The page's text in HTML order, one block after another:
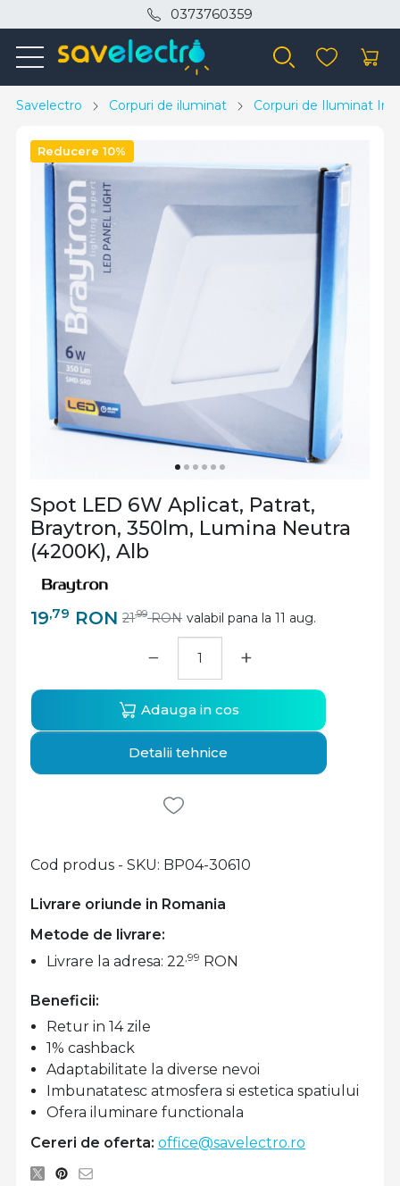
0373760359
Savelectro Corpuri de iluminat Corpuri de Iluminat
Reducere 10%
Spot LED 6W Aplicat, Patrat,
Braytron, 350lm, Lumina Neutra
(4200K), Alb
19,79 RON 21,99 RON valabil pana la 11 aug.
Livrare oriunde in Romania
Cod produs - SKU BP04-30610
Metode de livrare:
Livrare la adresa: 22,99 RON
− +
Adauga in cos
Detalii tehnice
Beneficii:
Retur in 14 zile
1% cashback
Adaptabilitate la diverse nevoi
Imbunatatesc atmosfera si estetica spatiului
Ofera iluminare functionala
Cereri de oferta: office@savelectro.ro